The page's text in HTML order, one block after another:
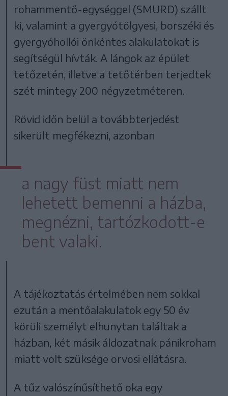
rohammentő-egységgel (SMURD) szállt
ki, valamint a gyergyótölgyesi, borszéki és
gyergyóhollói önkéntes alakulatokat is
segítségül hívták. A lángok az épület
tetőzetén, illetve a tetőtérben terjedtek
szét mintegy 200 négyzetméteren.
Rövid időn belül a továbbterjedést
sikerült megfékezni, azonban
a nagy füst miatt nem
lehetett bemenni a házba,
megnézni, tartózkodott-e
bent valaki.
A tájékoztatás értelmében nem sokkal
ezután a mentőalakulatok egy 50 év
körüli személyt elhunytan találtak a
házban, két másik áldozatnak pánikroham
miatt volt szüksége orvosi ellátásra.
A tűz valószínűsíthető oka egy